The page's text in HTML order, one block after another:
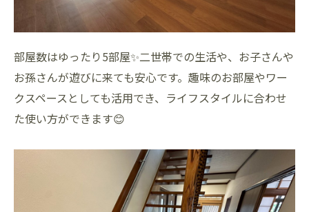
部屋数はゆったり5部屋✨二世帯での生活や、お子さんや
お孫さんが遊びに来ても安心です。趣味のお部屋やワー
クスペースとしても活用でき、ライフスタイルに合わせ
た使い方ができます😊